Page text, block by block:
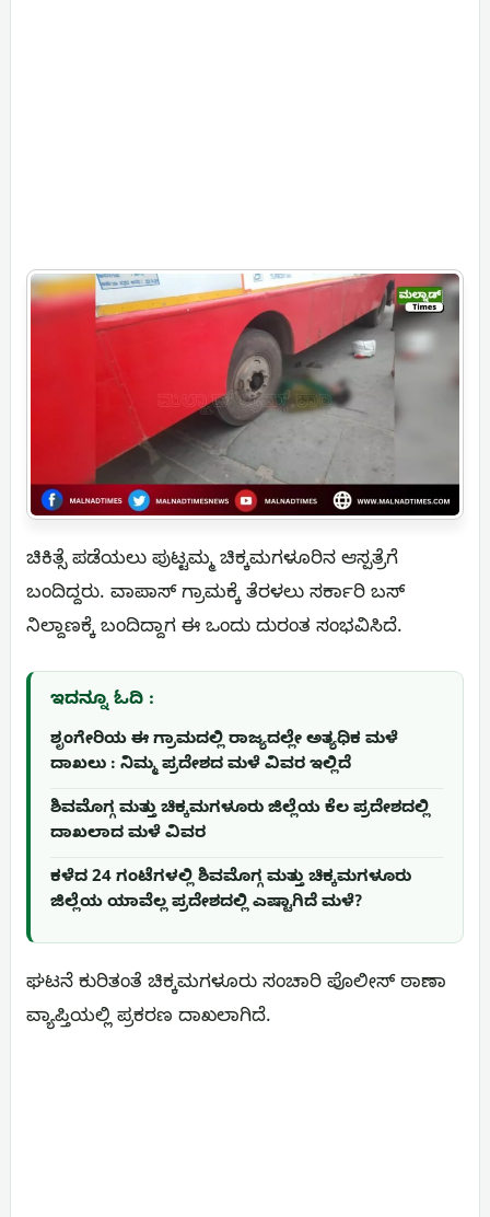
ಚಿಕಿತ್ಸೆ ಪಡೆಯಲು ಪುಟ್ಟಮ್ಮ ಚಿಕ್ಕಮಗಳೂರಿನ ಆಸ್ಪತ್ರೆಗೆ
ಬಂದಿದ್ದರು. ವಾಪಾಸ್ ಗ್ರಾಮಕ್ಕೆ ತೆರಳಲು ಸರ್ಕಾರಿ ಬಸ್
ನಿಲ್ದಾಣಕ್ಕೆ ಬಂದಿದ್ದಾಗ ಈ ಒಂದು ದುರಂತ ಸಂಭವಿಸಿದೆ.
ಇದನ್ನೂ ಓದಿ :
ಶೃಂಗೇರಿಯ ಈ ಗ್ರಾಮದಲ್ಲಿ ರಾಜ್ಯದಲ್ಲೇ ಅತ್ಯಧಿಕ ಮಳೆ
ದಾಖಲು : ನಿಮ್ಮ ಪ್ರದೇಶದ ಮಳೆ ವಿವರ ಇಲ್ಲಿದೆ
ಶಿವಮೊಗ್ಗ ಮತ್ತು ಚಿಕ್ಕಮಗಳೂರು ಜಿಲ್ಲೆಯ ಕೆಲ ಪ್ರದೇಶದಲ್ಲಿ
ದಾಖಲಾದ ಮಳೆ ವಿವರ
ಕಳೆದ 24 ಗಂಟೆಗಳಲ್ಲಿ ಶಿವಮೊಗ್ಗ ಮತ್ತು ಚಿಕ್ಕಮಗಳೂರು
ಜಿಲ್ಲೆಯ ಯಾವೆಲ್ಲ ಪ್ರದೇಶದಲ್ಲಿ ಎಷ್ಟಾಗಿದೆ ಮಳೆ?
ಘಟನೆ ಕುರಿತಂತೆ ಚಿಕ್ಕಮಗಳೂರು ಸಂಚಾರಿ ಪೊಲೀಸ್ ಠಾಣಾ
ವ್ಯಾಪ್ತಿಯಲ್ಲಿ ಪ್ರಕರಣ ದಾಖಲಾಗಿದೆ.